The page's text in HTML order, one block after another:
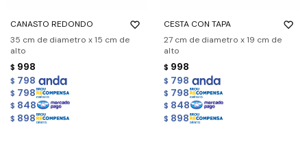
CANASTO REDONDO
35 cm de diametro x 15 cm de
alto
$ 998
$ 798
$ 798
$ 848
$ 898
CESTA CON TAPA
27 cm de diametro x 19 cm de
alto
$ 998
$ 798
$ 798
$ 848
$ 898